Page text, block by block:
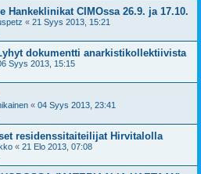
Hankeklinikat CIMOssa 26.9. ja 17.10.
« 21 Syys 2013, 15:21
dokumentti anarkistikollektiivista
Syys 2013, 15:15
« 04 Syys 2013, 23:41
residenssitaiteilijat Hirvitalolla
« 21 Elo 2013, 07:08